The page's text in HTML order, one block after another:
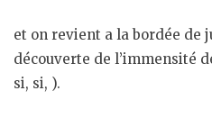
et on revient a la bordée de
découverte de l’immensité
si, si, ).